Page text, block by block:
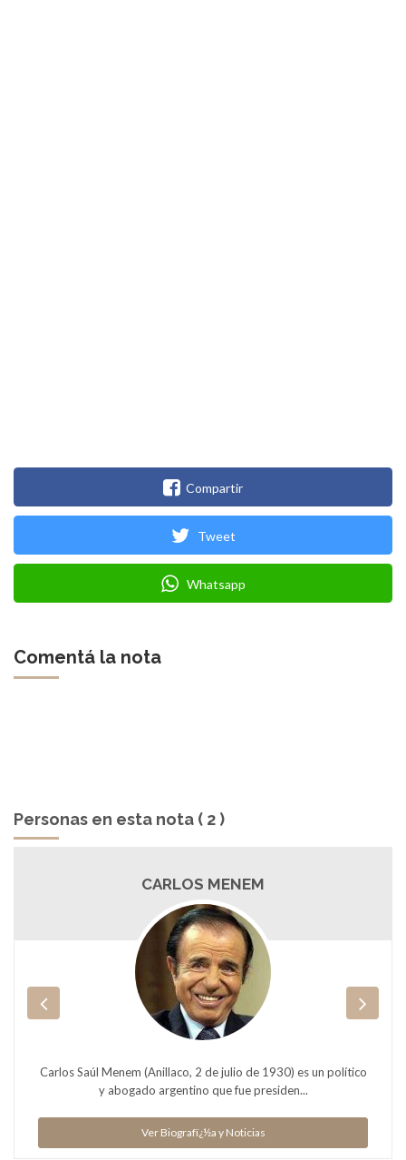
Compartir
Tweet
Whatsapp
Comentá la nota
Personas en esta nota ( 2 )
CARLOS MENEM
Carlos Saúl Menem (Anillaco, 2 de julio de 1930) es un político
y abogado argentino que fue presiden...
Ver Biografï¿½a y Noticias